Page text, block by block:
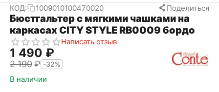
КОД: 1009010100470020 Поделиться
Бюстгальтер с мягкими чашками на
каркасах CITY STYLE RB0009 бордо
Написать отзыв
1 490 ₽
2 190₽ -32%
В наличии